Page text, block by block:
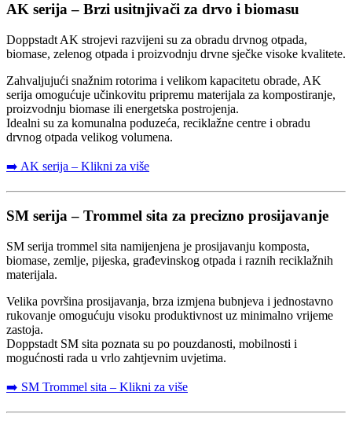
AK serija – Brzi usitnjivači za drvo i biomasu
Doppstadt AK strojevi razvijeni su za obradu drvnog otpada,
biomase, zelenog otpada i proizvodnju drvne sječke visoke kvalitete.
Zahvaljujući snažnim rotorima i velikom kapacitetu obrade, AK
serija omogućuje učinkovitu pripremu materijala za kompostiranje,
proizvodnju biomase ili energetska postrojenja.
Idealni su za komunalna poduzeća, reciklažne centre i obradu
drvnog otpada velikog volumena.
➡️ AK serija – Klikni za više
SM serija – Trommel sita za precizno prosijavanje
SM serija trommel sita namijenjena je prosijavanju komposta,
biomase, zemlje, pijeska, građevinskog otpada i raznih reciklažnih
materijala.
Velika površina prosijavanja, brza izmjena bubnjeva i jednostavno
rukovanje omogućuju visoku produktivnost uz minimalno vrijeme
zastoja.
Doppstadt SM sita poznata su po pouzdanosti, mobilnosti i
mogućnosti rada u vrlo zahtjevnim uvjetima.
➡️ SM Trommel sita – Klikni za više